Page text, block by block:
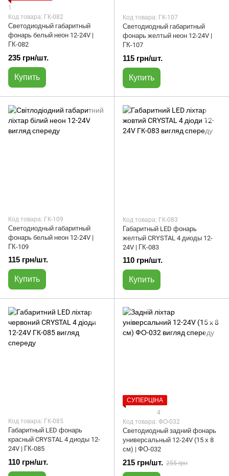
1
Код товара: ГК-082
Светодиодный габаритный
фонарь белый неон 12-24V |
ГК-082
235 грн/шт.
Купить
Код товара: ГК-107
Светодиодный габаритный
фонарь желтый неон 12-24V |
ГК-107
115 грн/шт.
Купить
Код товара: ГК-109
Светодиодный габаритный
фонарь белый неон 12-24V |
ГК-109
115 грн/шт.
Купить
Код товара: ГК-083
Габаритный LED фонарь
желтый CRYSTAL 4 диоды 12-
24V | ГК-083
110 грн/шт.
Купить
Код товара: ГК-085
Габаритный LED фонарь
красный CRYSTAL 4 диоды 12-
24V | ГК-085
110 грн/шт.
СУПЕРЦІНА
4
Код товара: ФО-032
Светодиодный задний фонарь
универсальный 12-24V (15 х 8
см) | ФО-032
215 грн/шт. 255 грн